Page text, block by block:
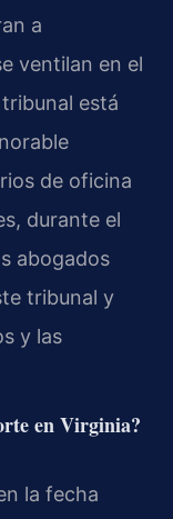
a
ventilan en el
tribunal está
de oficina
durante el
abogados
tribunal y
y las
en Virginia?
la fecha